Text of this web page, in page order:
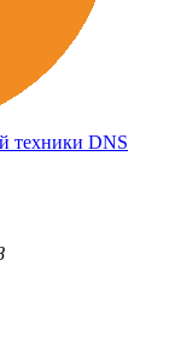
техники DNS